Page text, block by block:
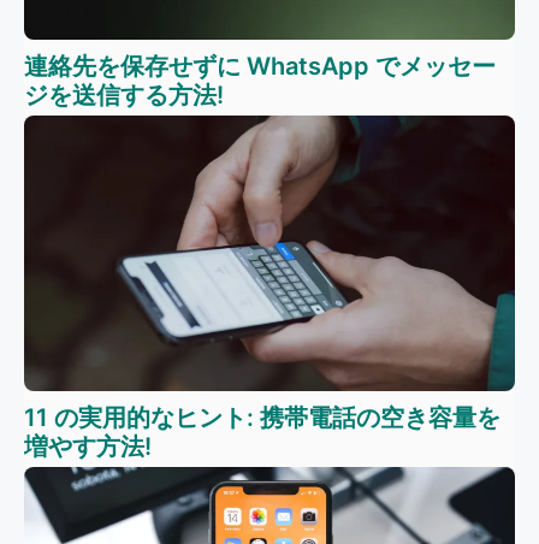
連絡先を保存せずに WhatsApp でメッセー
ジを送信する方法!
11 の実用的なヒント: 携帯電話の空き容量を
増やす方法!